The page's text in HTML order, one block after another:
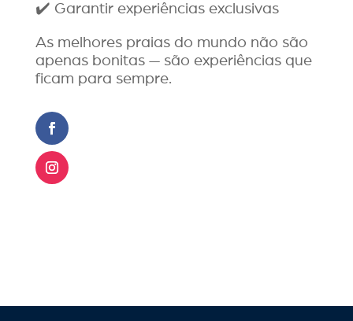
✔️ Garantir experiências exclusivas
As melhores praias do mundo não são
apenas bonitas — são experiências que
ficam para sempre.